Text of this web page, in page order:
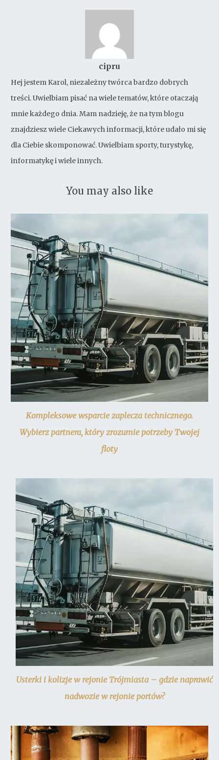
cipru
Hej jestem Karol, niezależny twórca bardzo dobrych
treści. Uwielbiam pisać na wiele tematów, które otaczają
mnie każdego dnia. Mam nadzieję, że na tym blogu
znajdziesz wiele Ciekawych informacji, które udało mi się
dla Ciebie skomponować. Uwielbiam sporty, turystykę,
informatykę i wiele innych.
You may also like
Kompleksowe wsparcie zaplecza technicznego.
Wybierz partnera, który zrozumie potrzeby Twojej
floty
Usterki i kolizje w rejonie Trójmiasta – gdzie naprawić
nadwozie w rejonie portów?